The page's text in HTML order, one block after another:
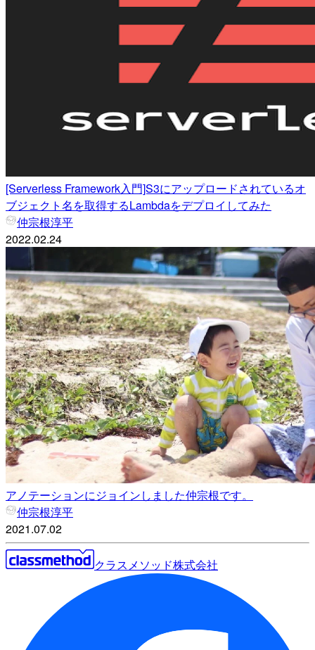
[Serverless Framework入門]S3にアップロードされているオ
ブジェクト名を取得するLambdaをデプロイしてみた
仲宗根淳平
2022.02.24
アノテーションにジョインしました仲宗根です。
仲宗根淳平
2021.07.02
クラスメソッド株式会社